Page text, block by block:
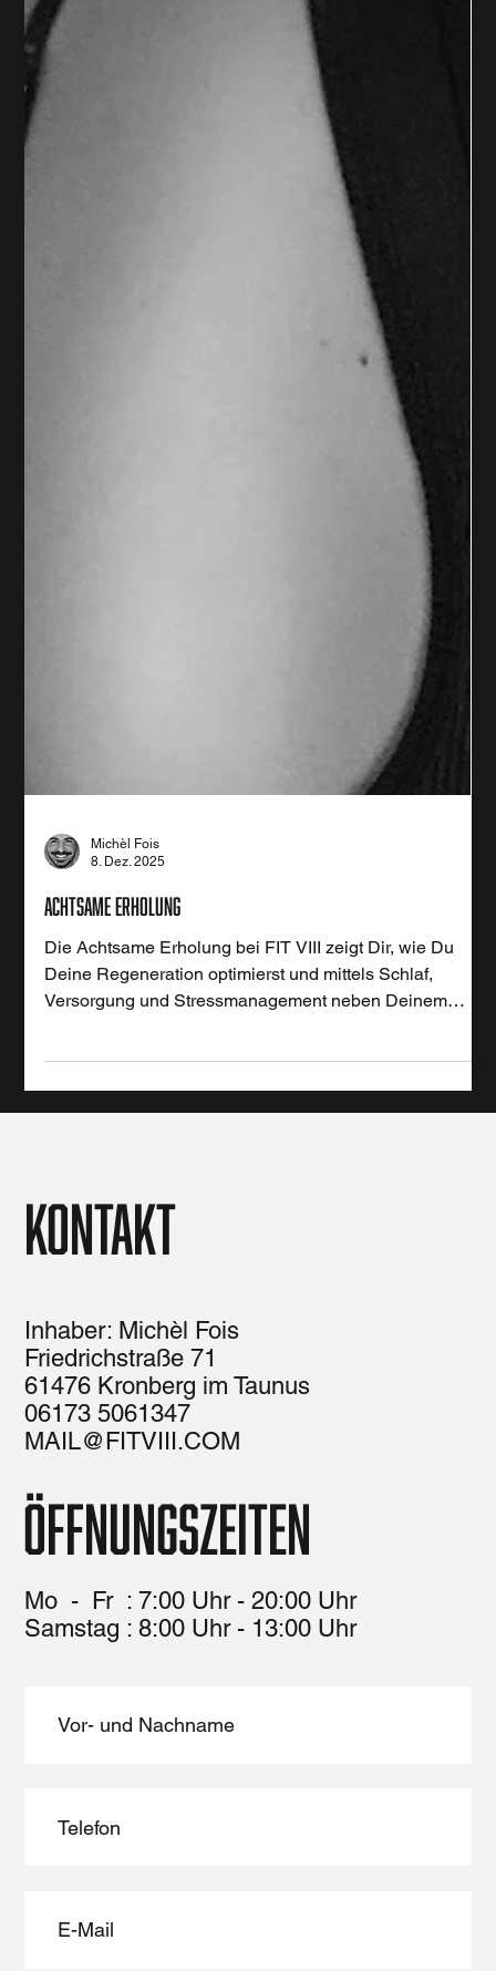
8. Dez. 2025
Achtsame Erholung
Die Achtsame Erholung bei FIT VIII zeigt Dir, wie Du
Kontakt
Inhaber: Michèl Fois
Friedrichstraße 71
61476 Kronberg im Taunus
06173 5061347
Öffnungszeiten
Mo - Fr : 7:00 Uhr - 20:00 Uhr